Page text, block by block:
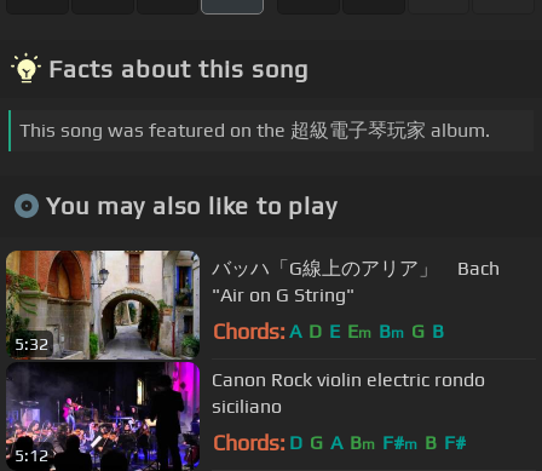
Facts about this song
This song was featured on the 超級電子琴玩家 album.
You may also like to play
5:32
バッハ「G線上のアリア」 Bach
"Air on G String"
Chords: A D E Em Bm G B
5:12
Canon Rock violin electric rondo
siciliano
Chords: D G A Bm F#m B F#